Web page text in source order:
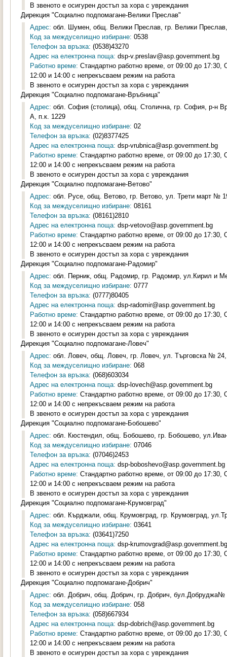
В звеното е осигурен достъп за хора с увреждания
Дирекция "Социално подпомагане-Велики Преслав"
Адрес: обл. Шумен, общ. Велики Преслав, гр. Велики
Код за междуселищно избиране: 0538
Телефон за връзка: (0538)43270
Адрес на електронна поща: dsp-v.preslav@asp.government.bg
Работно време: Стандартно работно време, от 09:00 до
12:00 и 14:00 с непрекъсваем режим на работа
В звеното е осигурен достъп за хора с увреждания
Дирекция "Социално подпомагане-Връбница"
Адрес: обл. София (столица), общ. Столична, гр. София, р-н
А, п.к. 1229
Код за междуселищно избиране: 02
Телефон за връзка: (02)8377425
Адрес на електронна поща: dsp-vrubnica@asp.government.bg
Работно време: Стандартно работно време, от 09:00 до
12:00 и 14:00 с непрекъсваем режим на работа
В звеното е осигурен достъп за хора с увреждания
Дирекция "Социално подпомагане-Ветово"
Адрес: обл. Русе, общ. Ветово, гр. Ветово, ул. Трети март №
Код за междуселищно избиране: 08161
Телефон за връзка: (08161)2810
Адрес на електронна поща: dsp-vetovo@asp.government.bg
Работно време: Стандартно работно време, от 09:00 до
12:00 и 14:00 с непрекъсваем режим на работа
В звеното е осигурен достъп за хора с увреждания
Дирекция "Социално подпомагане-Радомир"
Адрес: обл. Перник, общ. Радомир, гр. Радомир, ул.Кирил и
Код за междуселищно избиране: 0777
Телефон за връзка: (0777)80405
Адрес на електронна поща: dsp-radomir@asp.government.bg
Работно време: Стандартно работно време, от 09:00 до
12:00 и 14:00 с непрекъсваем режим на работа
В звеното е осигурен достъп за хора с увреждания
Дирекция "Социално подпомагане-Ловеч"
Адрес: обл. Ловеч, общ. Ловеч, гр. Ловеч, ул. Търговска № 24,
Код за междуселищно избиране: 068
Телефон за връзка: (068)603034
Адрес на електронна поща: dsp-lovech@asp.government.bg
Работно време: Стандартно работно време, от 09:00 до
12:00 и 14:00 с непрекъсваем режим на работа
В звеното е осигурен достъп за хора с увреждания
Дирекция "Социално подпомагане-Бобошево"
Адрес: обл. Кюстендил, общ. Бобошево, гр. Бобошево,
Код за междуселищно избиране: 07046
Телефон за връзка: (07046)2453
Адрес на електронна поща: dsp-boboshevo@asp.government.bg
Работно време: Стандартно работно време, от 09:00 до
12:00 и 14:00 с непрекъсваем режим на работа
В звеното е осигурен достъп за хора с увреждания
Дирекция "Социално подпомагане-Крумовград"
Адрес: обл. Кърджали, общ. Крумовград, гр. Крумовград,
Код за междуселищно избиране: 03641
Телефон за връзка: (03641)7250
Адрес на електронна поща: dsp-krumovgrad@asp.government.bg
Работно време: Стандартно работно време, от 09:00 до
12:00 и 14:00 с непрекъсваем режим на работа
В звеното е осигурен достъп за хора с увреждания
Дирекция "Социално подпомагане-Добрич"
Адрес: обл. Добрич, общ. Добрич, гр. Добрич, бул.Добруджа№
Код за междуселищно избиране: 058
Телефон за връзка: (058)667934
Адрес на електронна поща: dsp-dobrich@asp.government.bg
Работно време: Стандартно работно време, от 09:00 до
12:00 и 14:00 с непрекъсваем режим на работа
В звеното е осигурен достъп за хора с увреждания